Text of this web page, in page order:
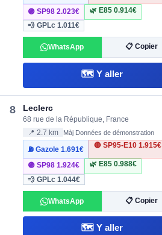
🟣 SP982.023€ 🌿 E85 0.914€
💨 GPLc1.011€
WhatsApp 📋 Copier
🗺️ Y aller
8 Leclerc
68 rue de la République, France
📍 2.7 km Màj Données de démonstration
⛽ Gazole1.691€
🔴 SP95-E10 1.915€
🟣 SP981.924€ 🌿 E85 0.988€
💨 GPLc1.044€
WhatsApp 📋 Copier
🗺️ Y aller